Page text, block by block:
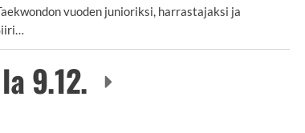
vuoden junioriksi, harrastajaksi ja
9.12.